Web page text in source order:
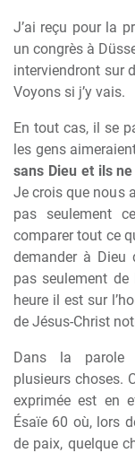
J’ai reçu pour la
un congrès à
interviendront sur
Voyons si j’y vais.
En tout cas, il se
les gens
sans Dieu et ils
Je crois que nous
pas seulement
comparer tout ce
demander à Dieu
pas seulement de
heure il est sur
de Jésus-Christ
Dans la parole
plusieurs choses.
exprimée est en
Ésaïe 60 où, lors
de paix, quelque